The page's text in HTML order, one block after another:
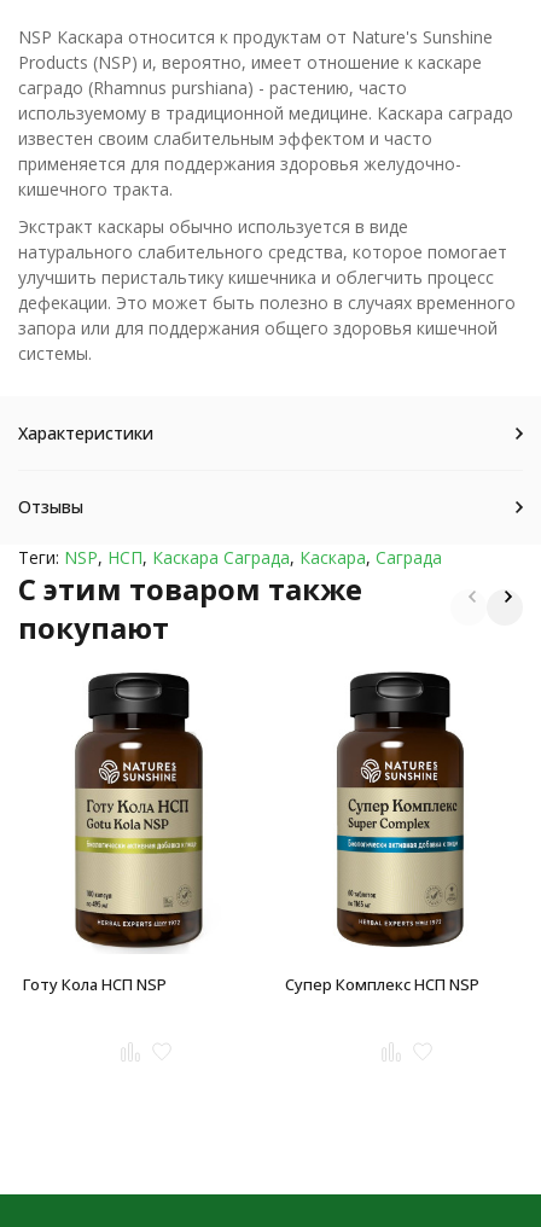
NSP Каскара относится к продуктам от Nature's Sunshine
Products (NSP) и, вероятно, имеет отношение к каскаре
саградо (Rhamnus purshiana) - растению, часто
используемому в традиционной медицине. Каскара саградо
известен своим слабительным эффектом и часто
применяется для поддержания здоровья желудочно-
кишечного тракта.
Экстракт каскары обычно используется в виде
натурального слабительного средства, которое помогает
улучшить перистальтику кишечника и облегчить процесс
дефекации. Это может быть полезно в случаях временного
запора или для поддержания общего здоровья кишечной
системы.
Характеристики
Отзывы
Теги: NSP, НСП, Каскара Саграда, Каскара, Саграда
C этим товаром также
покупают
Готу Кола НСП NSP Супер Комплекс НСП NSP